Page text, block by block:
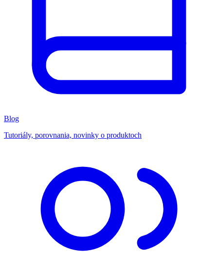
Blog
Tutoriály, porovnania, novinky o produktoch